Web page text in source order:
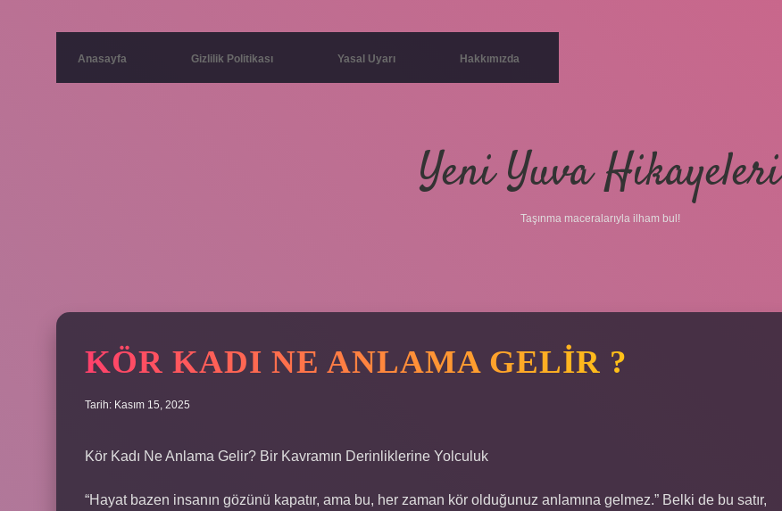
Anasayfa Gizlilik Politikası Yasal Uyarı Hakkımızda
Yeni Yuva Hikayeleri
Taşınma maceralarıyla ilham bul!
KÖR KADI NE ANLAMA GELIR ?
Tarih: Kasım 15, 2025
Kör Kadı Ne Anlama Gelir? Bir Kavramın Derinliklerine Yolculuk
“Hayat bazen insanın gözünü kapatır, ama bu, her zaman kör olduğunuz anlamına gelmez.” Belki de bu satır,